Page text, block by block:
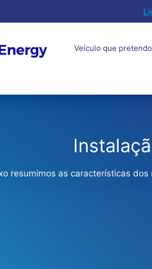
Veículo que
resumimos as características